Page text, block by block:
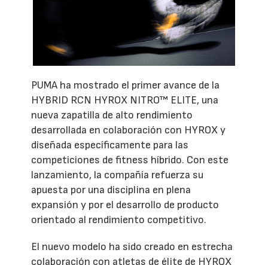
PUMA ha mostrado el primer avance de la
HYBRID RCN HYROX NITRO™ ELITE, una
nueva zapatilla de alto rendimiento
desarrollada en colaboración con HYROX y
diseñada específicamente para las
competiciones de fitness híbrido. Con este
lanzamiento, la compañía refuerza su
apuesta por una disciplina en plena
expansión y por el desarrollo de producto
orientado al rendimiento competitivo.
El nuevo modelo ha sido creado en estrecha
colaboración con atletas de élite de HYROX